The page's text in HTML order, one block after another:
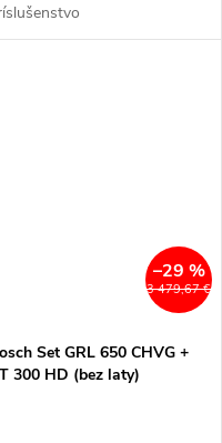
3 479,67 €
–29 %
Set GRL 650 CHVG +
300 HD (bez laty)